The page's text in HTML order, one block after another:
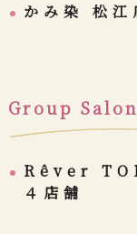
かみ染 松江
Group Salon
Rêver
４店舗